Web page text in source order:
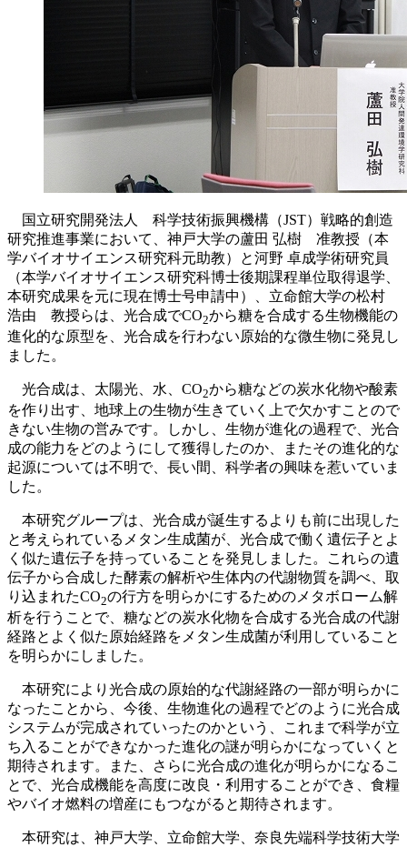
国立研究開発法人 科学技術振興機構（JST）戦略的創造
研究推進事業において、神戸大学の蘆田 弘樹 准教授（本
学バイオサイエンス研究科元助教）と河野 卓成学術研究員
（本学バイオサイエンス研究科博士後期課程単位取得退学、
本研究成果を元に現在博士号申請中）、立命館大学の松村
浩由 教授らは、光合成でCO2から糖を合成する生物機能の
進化的な原型を、光合成を行わない原始的な微生物に発見し
ました。
光合成は、太陽光、水、CO2から糖などの炭水化物や酸素
を作り出す、地球上の生物が生きていく上で欠かすことので
きない生物の営みです。しかし、生物が進化の過程で、光合
成の能力をどのようにして獲得したのか、またその進化的な
起源については不明で、長い間、科学者の興味を惹いていま
した。
本研究グループは、光合成が誕生するよりも前に出現した
と考えられているメタン生成菌が、光合成で働く遺伝子とよ
く似た遺伝子を持っていることを発見しました。これらの遺
伝子から合成した酵素の解析や生体内の代謝物質を調べ、取
り込まれたCO2の行方を明らかにするためのメタボローム解
析を行うことで、糖などの炭水化物を合成する光合成の代謝
経路とよく似た原始経路をメタン生成菌が利用していること
を明らかにしました。
本研究により光合成の原始的な代謝経路の一部が明らかに
なったことから、今後、生物進化の過程でどのように光合成
システムが完成されていったのかという、これまで科学が立
ち入ることができなかった進化の謎が明らかになっていくと
期待されます。また、さらに光合成の進化が明らかになるこ
とで、光合成機能を高度に改良・利用することができ、食糧
やバイオ燃料の増産にもつながると期待されます。
本研究は、神戸大学、立命館大学、奈良先端科学技術大学